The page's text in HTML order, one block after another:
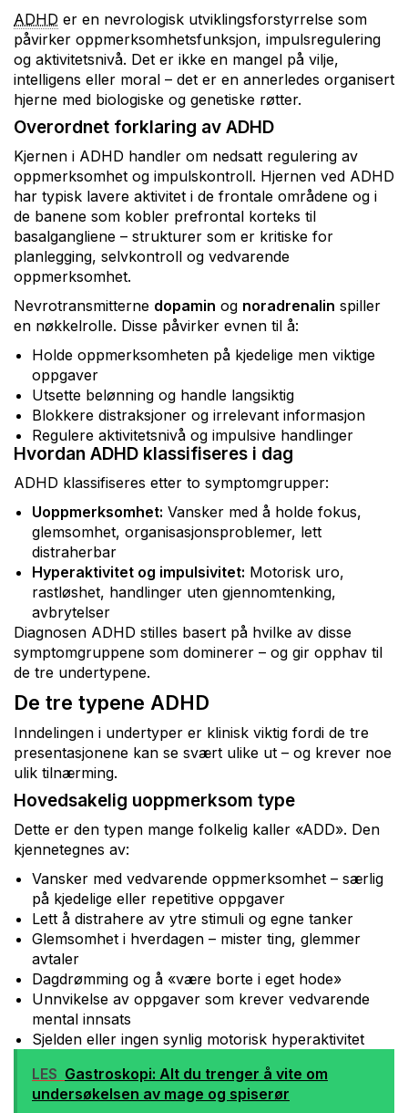
ADHD er en nevrologisk utviklingsforstyrrelse som
påvirker oppmerksomhetsfunksjon, impulsregulering
og aktivitetsnivå. Det er ikke en mangel på vilje,
intelligens eller moral – det er en annerledes organisert
hjerne med biologiske og genetiske røtter.
Overordnet forklaring av ADHD
Kjernen i ADHD handler om nedsatt regulering av
oppmerksomhet og impulskontroll. Hjernen ved ADHD
har typisk lavere aktivitet i de frontale områdene og i
de banene som kobler prefrontal korteks til
basalgangliene – strukturer som er kritiske for
planlegging, selvkontroll og vedvarende
oppmerksomhet.
Nevrotransmitterne dopamin og noradrenalin spiller
en nøkkelrolle. Disse påvirker evnen til å:
Holde oppmerksomheten på kjedelige men viktige
oppgaver
Utsette belønning og handle langsiktig
Blokkere distraksjoner og irrelevant informasjon
Regulere aktivitetsnivå og impulsive handlinger
Hvordan ADHD klassifiseres i dag
ADHD klassifiseres etter to symptomgrupper:
Uoppmerksomhet: Vansker med å holde fokus,
glemsomhet, organisasjonsproblemer, lett
distraherbar
Hyperaktivitet og impulsivitet: Motorisk uro,
rastløshet, handlinger uten gjennomtenking,
avbrytelser
Diagnosen ADHD stilles basert på hvilke av disse
symptomgruppene som dominerer – og gir opphav til
de tre undertypene.
De tre typene ADHD
Inndelingen i undertyper er klinisk viktig fordi de tre
presentasjonene kan se svært ulike ut – og krever noe
ulik tilnærming.
Hovedsakelig uoppmerksom type
Dette er den typen mange folkelig kaller «ADD». Den
kjennetegnes av:
Vansker med vedvarende oppmerksomhet – særlig
på kjedelige eller repetitive oppgaver
Lett å distrahere av ytre stimuli og egne tanker
Glemsomhet i hverdagen – mister ting, glemmer
avtaler
Dagdrømming og å «være borte i eget hode»
Unnvikelse av oppgaver som krever vedvarende
mental innsats
Sjelden eller ingen synlig motorisk hyperaktivitet
LES Gastroskopi: Alt du trenger å vite om
undersøkelsen av mage og spiserør